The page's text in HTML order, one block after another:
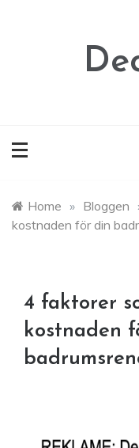
Home » Bloggen
kostnaden för din
4 faktorer
kostnaden